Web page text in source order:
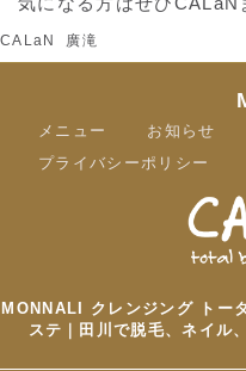
MONNALI クレンジング トー
ステ｜田川で脱毛、ネイル
CALaN 廣滝
メニュー お知らせ
プライバシーポリシー